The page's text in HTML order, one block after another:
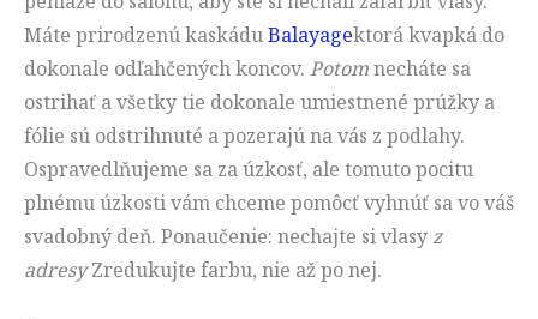
Máte prirodzenú kaskáduBalayagektorá kvapká do
dokonale odľahčených koncov. Potomnecháte sa
ostrihať a všetky tie dokonale umiestnené prúžky a
fólie sú odstrihnuté a pozerajú na vás z podlahy.
Ospravedlňujeme sa za úzkosť, ale tomuto pocitu
plnému úzkosti vám chceme pomôcť vyhnúť sa vo váš
svadobný deň. Ponaučenie: nechajte si vlasy z
adresyZredukujte farbu, nie až po nej.